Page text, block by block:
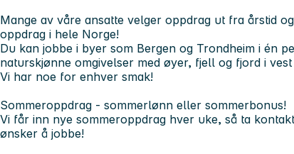
Mange av våre ansatte velger oppdrag ut fra årstid
oppdrag i hele Norge!
Du kan jobbe i byer som Bergen og Trondheim i én
naturskjønne omgivelser med øyer, fjell og fjord i
Vi har noe for enhver smak!
Sommeroppdrag - sommerlønn eller sommerbonus!
Vi får inn nye sommeroppdrag hver uke, så ta
ønsker å jobbe!